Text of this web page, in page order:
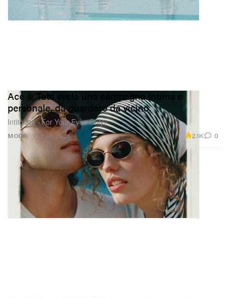
MODA
Ace & Tate svela una campagna intima e
personale, da guardare da vicino
Intitolata «For Your Eyes Only».
Feb 26, 2026 2.1K 0